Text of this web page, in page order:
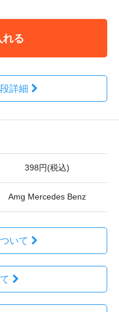
れる
詳細
398円(税込)
Amg Mercedes Benz
いて